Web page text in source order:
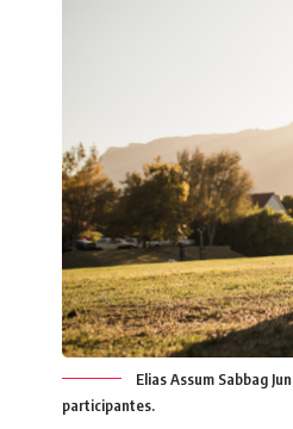
Elias Assum Sabbag
participantes.